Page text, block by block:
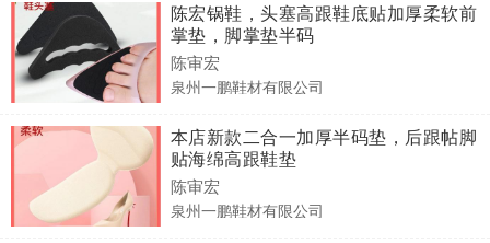
陈宏锅鞋，头塞高跟鞋底贴加厚柔软前
掌垫，脚掌垫半码
陈审宏
泉州一鹏鞋材有限公司
本店新款二合一加厚半码垫，后跟帖脚
贴海绵高跟鞋垫
陈审宏
泉州一鹏鞋材有限公司